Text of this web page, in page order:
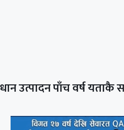
धान उत्पादन पाँच वर्ष